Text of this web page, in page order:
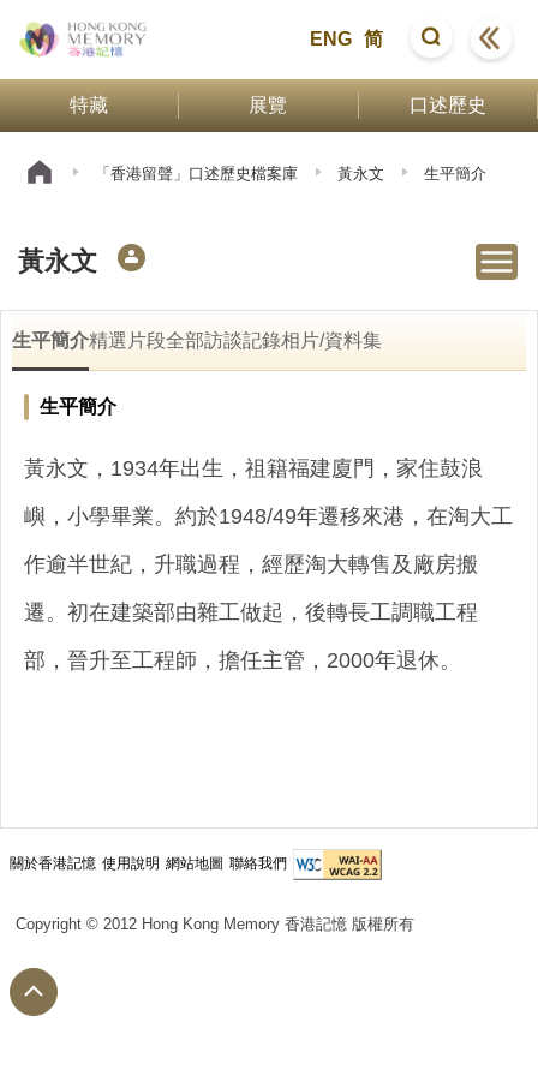
ENG 简
特藏 展覽 口述歷史
「香港留聲」口述歷史檔案庫 黃永文 生平簡介
黃永文
生平簡介精選片段全部訪談記錄相片/資料集
生平簡介
黃永文，1934年出生，祖籍福建廈門，家住鼓浪
嶼，小學畢業。約於1948/49年遷移來港，在淘大工
作逾半世紀，升職過程，經歷淘大轉售及廠房搬
遷。初在建築部由雜工做起，後轉長工調職工程
部，晉升至工程師，擔任主管，2000年退休。
關於香港記憶 使用說明 網站地圖 聯絡我們
Copyright © 2012 Hong Kong Memory 香港記憶 版權所有